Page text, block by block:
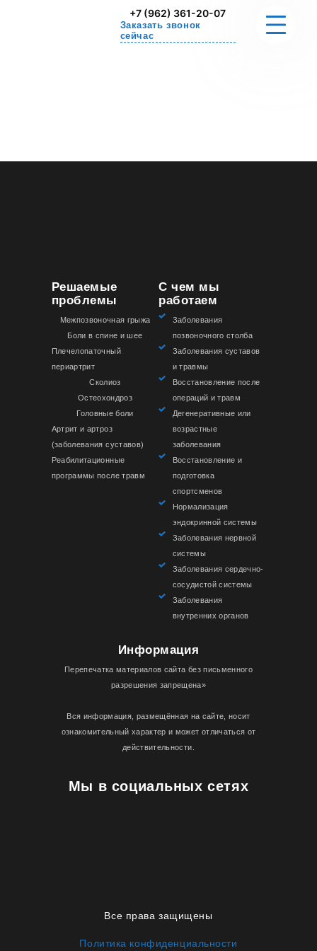
+7 (962) 361-20-07
Заказать звонок
сейчас
СТОИМОСТЬ
Мы в социальных сетях
Решаемые
проблемы
Межпозвоночная грыжа
Боли в спине и шее
Плечелопаточный
периартрит
Сколиоз
Остеохондроз
Головные боли
Артрит и артроз
(заболевания суставов)
Реабилитационные
программы после травм
С чем мы
работаем
Заболевания
позвоночного столба
Заболевания суставов
и травмы
Восстановление после
операций и травм
Дегенеративные или
возрастные
заболевания
Восстановление и
подготовка
спортсменов
Нормализация
эндокринной системы
Заболевания нервной
системы
Заболевания сердечно-
сосудистой системы
Заболевания
внутренних органов
Информация
Перепечатка материалов сайта без письменного
разрешения запрещена»
Вся информация, размещённая на сайте, носит
ознакомительный характер и может отличаться от
действительности.
Все права защищены
Политика конфиденциальности